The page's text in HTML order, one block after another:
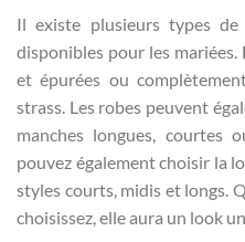
Il existe plusieurs types
disponibles pour les
et épurées ou
strass. Les robes peuvent
manches longues, courtes
pouvez également choisir la
styles courts, midis et longs.
choisissez, elle aura un look